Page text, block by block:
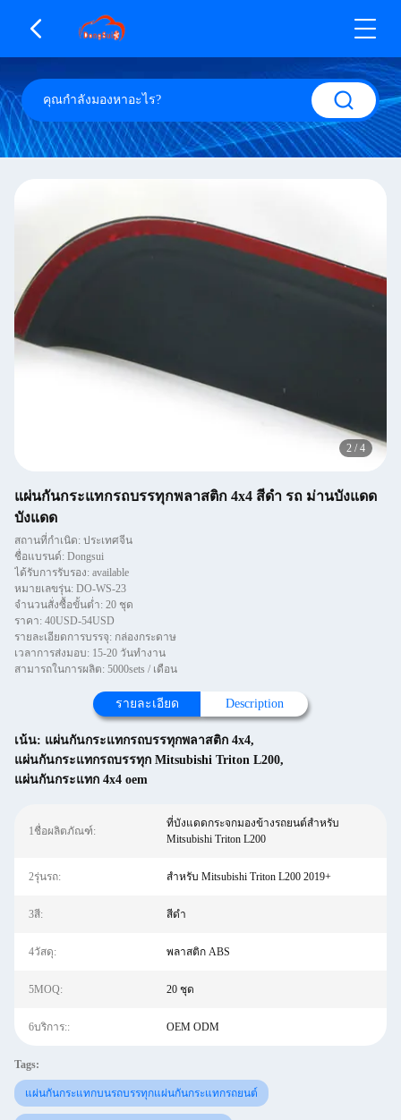
2 / 4
แผ่นกันกระแทกรถบรรทุกพลาสติก 4x4 สีดำ รถ ม่านบังแดด
บังแดด
สถานที่กำเนิด: ประเทศจีน
ชื่อแบรนด์: Dongsui
ได้รับการรับรอง: available
หมายเลขรุ่น: DO-WS-23
จำนวนสั่งซื้อขั้นต่ำ: 20 ชุด
ราคา: 40USD-54USD
รายละเอียดการบรรจุ: กล่องกระดาษ
เวลาการส่งมอบ: 15-20 วันทำงาน
สามารถในการผลิต: 5000sets / เดือน
รายละเอียด Description
เน้น: แผ่นกันกระแทกรถบรรทุกพลาสติก 4x4,
แผ่นกันกระแทกรถบรรทุก Mitsubishi Triton L200,
แผ่นกันกระแทก 4x4 oem
1ชื่อผลิตภัณฑ์:
ที่บังแดดกระจกมองข้างรถยนต์สำหรับ
Mitsubishi Triton L200
2รุ่นรถ: สำหรับ Mitsubishi Triton L200 2019+
3สี: สีดำ
4วัสดุ: พลาสติก ABS
5MOQ: 20 ชุด
6บริการ:: OEM ODM
Tags:
แผ่นกันกระแทกบนรถบรรทุกแผ่นกันกระแทกรถยนต์